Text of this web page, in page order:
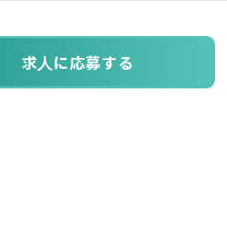
求人に応募する